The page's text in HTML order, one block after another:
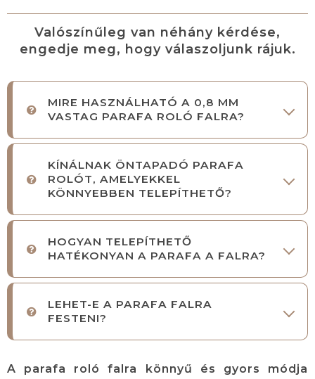
Valószínűleg van néhány kérdése,
engedje meg, hogy válaszoljunk rájuk.
MIRE HASZNÁLHATÓ A 0,8 MM
VASTAG PARAFA ROLÓ FALRA?
KÍNÁLNAK ÖNTAPADÓ PARAFA
ROLÓT, AMELYEKKEL
KÖNNYEBBEN TELEPÍTHETŐ?
HOGYAN TELEPÍTHETŐ
HATÉKONYAN A PARAFA A FALRA?
LEHET-E A PARAFA FALRA
FESTENI?
A parafa roló falra könnyű és gyors módja